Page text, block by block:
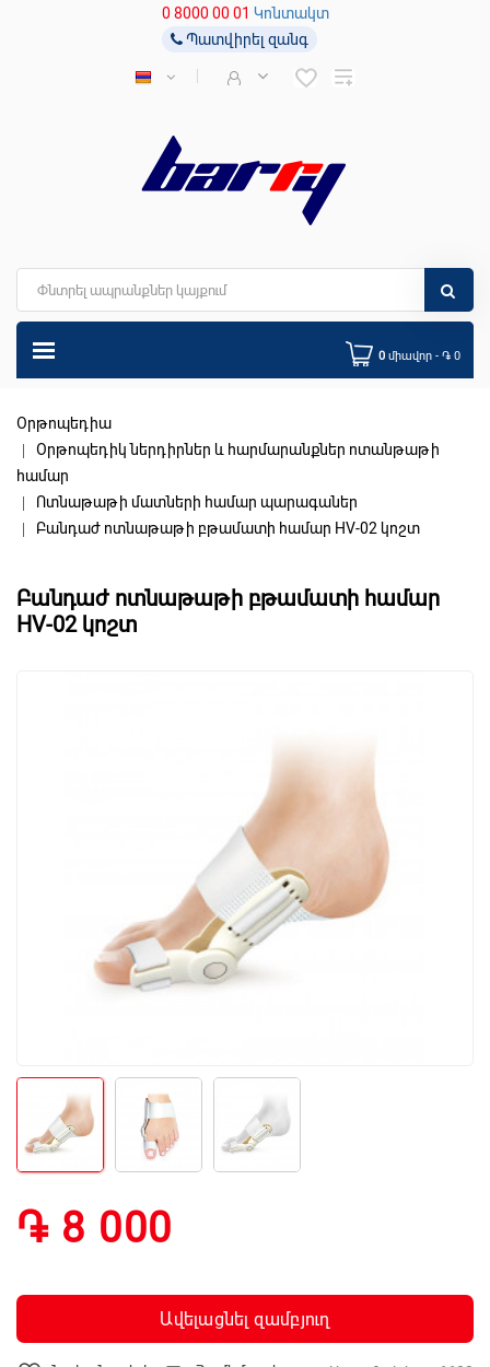
0 8000 00 01 Կոնտակտ
Պատվիրել զանգ
0 միավոր - ֏ 0
Օրթոպեդիա
Օրթոպեդիկ ներդիրներ և հարմարանքներ ոտանթաթի
համար
Ոտնաթաթի մատների համար պարագաներ
Բանդաժ ոտնաթաթի բթամատի համար HV-02 կոշտ
Բանդաժ ոտնաթաթի բթամատի համար
HV-02 կոշտ
֏ 8 000
Ավելացնել զամբյուղ